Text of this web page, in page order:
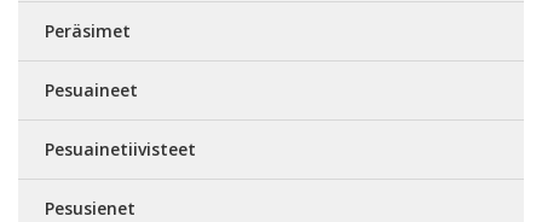
Peräsimet
Pesuaineet
Pesuainetiivisteet
Pesusienet